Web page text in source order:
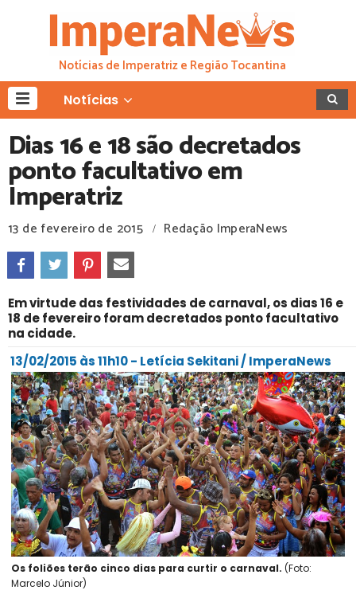
Notícias de Imperatriz e Região Tocantina
Notícias
Dias 16 e 18 são decretados
ponto facultativo em
Imperatriz
13 de fevereiro de 2015 / Redação ImperaNews
Em virtude das festividades de carnaval, os dias 16 e
18 de fevereiro foram decretados ponto facultativo
na cidade.
13/02/2015 às 11h10 - Letícia Sekitani / ImperaNews
Os foliões terão cinco dias para curtir o carnaval. (Foto:
Marcelo Júnior)